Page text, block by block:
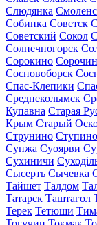
Слюдянка
Собинка Советск
Советский Сокол
Солнечногорск
Сорокино
Сосновоборск
Спас-Клепики
Среднеколымск
Купавна Старая
Крым Старый
Струнино Ступино
Сунжа Суоярви
Сухиничи
Сысерть Сычевка
Тайшет Талдом
Татарск Таштагол
Терек Тетюши